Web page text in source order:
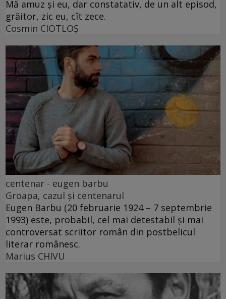
Mă amuz și eu, dar constatativ, de un alt episod,
grăitor, zic eu, cît zece.
Cosmin CIOTLOŞ
centenar - eugen barbu
Groapa, cazul și centenarul
Eugen Barbu (20 februarie 1924 – 7 septembrie
1993) este, probabil, cel mai detestabil și mai
controversat scriitor român din postbelicul
literar românesc.
Marius CHIVU